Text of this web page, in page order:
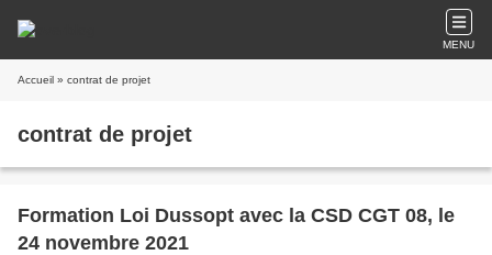
MENU
Accueil » contrat de projet
contrat de projet
Formation Loi Dussopt avec la CSD CGT 08, le
24 novembre 2021